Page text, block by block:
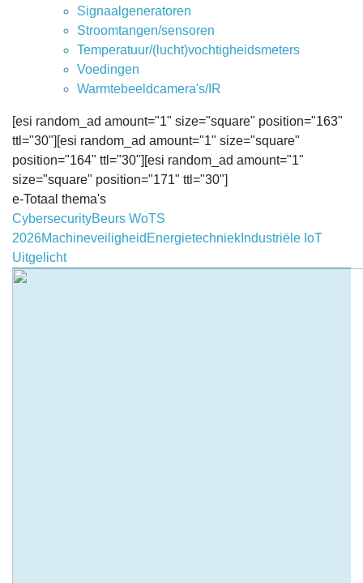
Signaalgeneratoren
Stroomtangen/sensoren
Temperatuur/(lucht)vochtigheidsmeters
Voedingen
Warmtebeeldcamera's/IR
[esi random_ad amount="1" size="square" position="163"
ttl="30"][esi random_ad amount="1" size="square"
position="164" ttl="30"][esi random_ad amount="1"
size="square" position="171" ttl="30"]
e-Totaal thema's
CybersecurityBeurs WoTS
2026Machineveiligheid Energietechniek Industriële IoT
Uitgelicht